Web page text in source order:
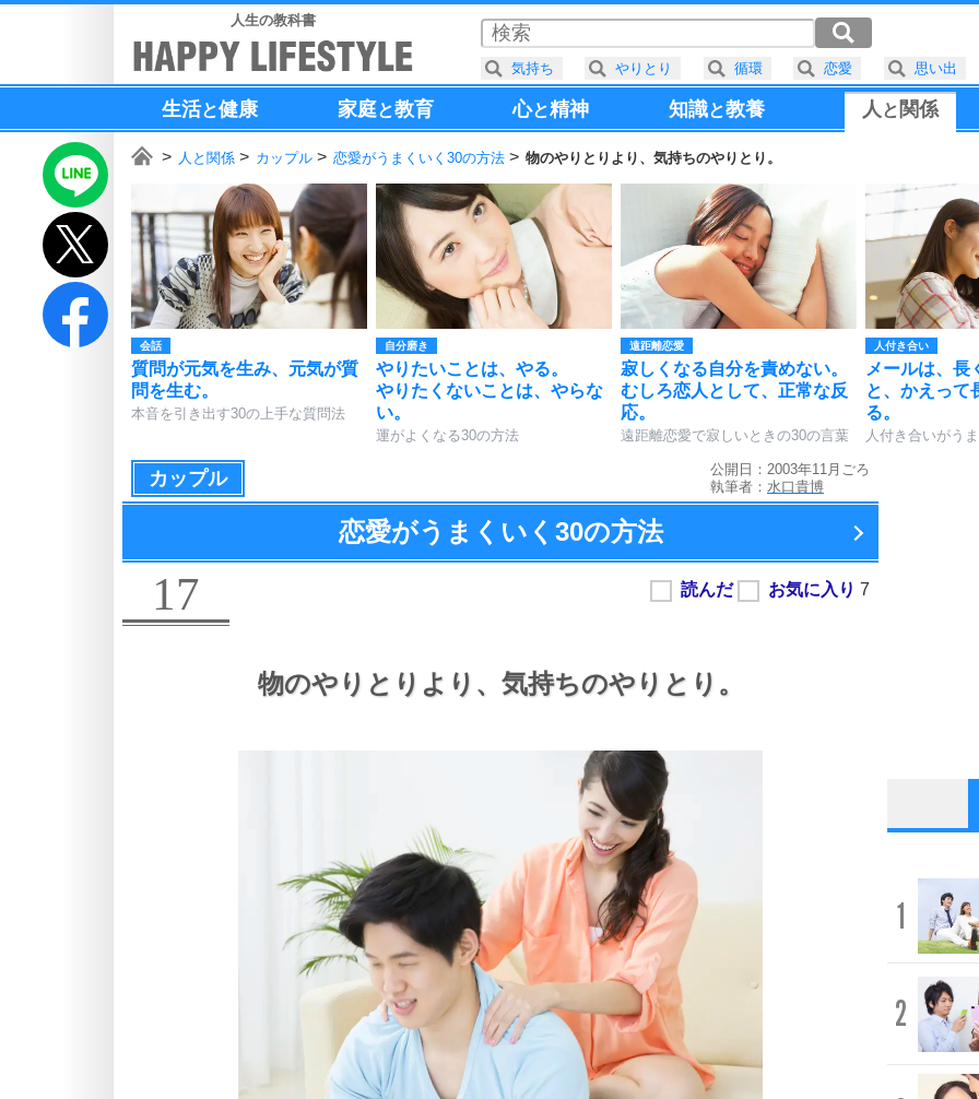
人生の教科書
生活と健康 家庭と教育 心と精神 知識と教養 人と 関係
人と関係 カップル 恋愛がうまくいく30の方法 物のやりとりより、気持ちのやりとり。
会話
質問が元気を生み、元気が質
問を生む。
本音を引き出す30の上手な質問法
自分磨き
やりたいことは、やる。
やりたくないことは、やらな
い。
運がよくなる30の方法
遠距離恋愛
寂しくなる自分を責めない。
むしろ恋人として、正常な反
応。
遠距離恋愛で寂しいときの30の言葉
人付き合い
メールは、長
と、かえって
る。
人付き合いがう
カップル
公開日：2003年11月ごろ
執筆者： 水口貴博
恋愛がうまくいく 30の方法
17
物のやりとりより、 気持ちのやりとり。
1
2
気持ち やりとり 循環 恋愛 思い出